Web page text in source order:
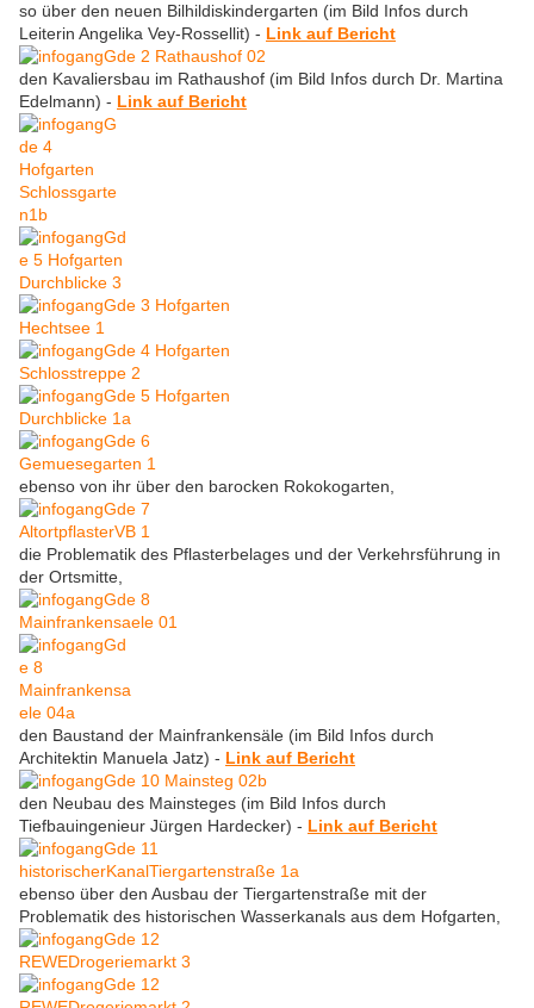
so über den neuen Bilhildiskindergarten (im Bild Infos durch
Leiterin Angelika Vey-Rossellit) - Link auf Bericht
den Kavaliersbau im Rathaushof (im Bild Infos durch Dr. Martina
Edelmann) - Link auf Bericht
ebenso von ihr über den barocken Rokokogarten,
die Problematik des Pflasterbelages und der Verkehrsführung in
der Ortsmitte,
den Baustand der Mainfrankensäle (im Bild Infos durch
Architektin Manuela Jatz) - Link auf Bericht
den Neubau des Mainsteges (im Bild Infos durch
Tiefbauingenieur Jürgen Hardecker) - Link auf Bericht
ebenso über den Ausbau der Tiergartenstraße mit der
Problematik des historischen Wasserkanals aus dem Hofgarten,